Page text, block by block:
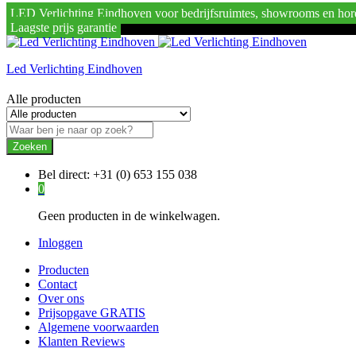
LED Verlichting Eindhoven voor bedrijfsruimtes, showrooms en
Laagste prijs garantie
Led Verlichting Eindhoven
Alle producten
Zoeken
Bel direct: +31 (0) 653 155 038
0
Geen producten in de winkelwagen.
Inloggen
Producten
Contact
Over ons
Prijsopgave GRATIS
Algemene voorwaarden
Klanten Reviews